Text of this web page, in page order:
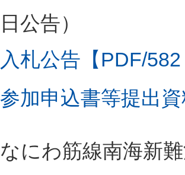
日公告）
入札公告【PDF/
参加申込書等提出
なにわ筋線南海新